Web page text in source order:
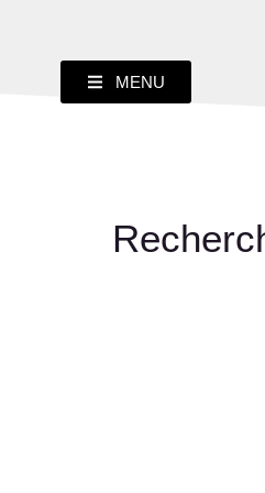
MENU